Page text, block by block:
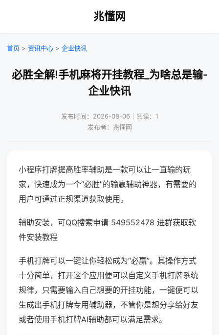
兆懂网
首页 > 资讯中心 > 企业快讯
必胜全解!手机麻将开挂教程_为啥总是输-
企业快讯
发布时间：2026-08-06｜阅读：1
发布者：兆懂网
小程序打牌提高胜率辅助是一款可以让一直输的玩
家，快速成为一个“必胜”的输赢辅助神器，有需要的
用户可通过正规渠道获取使用。
辅助安装，可QQ搜索申请 549552478 进群获取软
件安装教程
手机打牌可以一键让你轻松成为“必赢”。其操作方式
十分简单，打开这个应用便可以自定义手机打牌系统
规律，只需要输入自己想要的开挂功能，一键便可以
生成出手机打牌专用辅助器，不管你是想分享给好友
或者使用手机打牌AI辅助都可以满足需求。